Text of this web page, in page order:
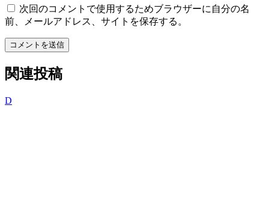
次回のコメントで使用するためブラウザーに自分の名
前、メールアドレス、サイトを保存する。
コメントを送信
関連投稿
D